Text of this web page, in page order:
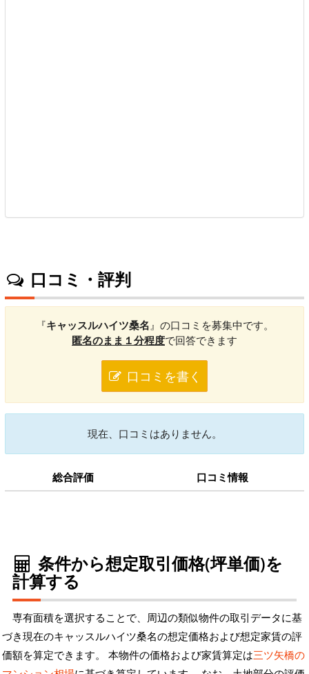
口コミ・評判
『キャッスルハイツ桑名』の口コミを募集中です。
匿名のまま１分程度で回答できます
口コミを書く
現在、口コミはありません。
総合評価 口コミ情報
条件から想定取引価格(坪単価)を
計算する
専有面積を選択することで、周辺の類似物件の取引データに基
づき現在のキャッスルハイツ桑名の想定価格および想定家賃の評
価額を算定できます。 本物件の価格および家賃算定は三ツ矢橋の